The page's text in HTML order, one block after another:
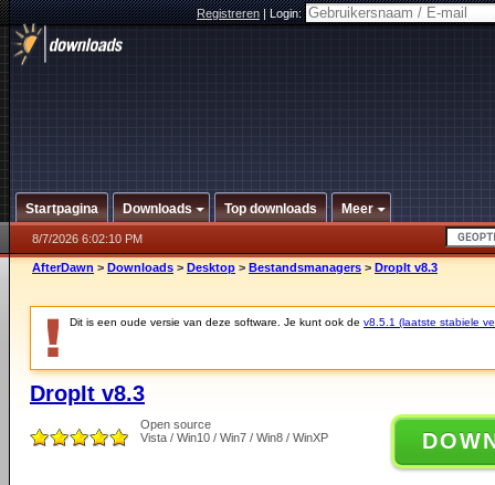
Registreren|Login:
Startpagina Downloads Top downloads Meer
8/7/2026 6:02:10 PM
AfterDawn > Downloads > Desktop > Bestandsmanagers > DropIt v8.3
Dit is een oude versie van deze software. Je kunt ook de v8.5.1 (laatste stabiele
DropIt v8.3
Open source
Vista / Win10 / Win7 / Win8 / WinXP